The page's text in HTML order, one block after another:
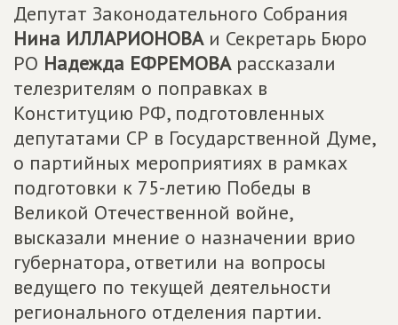
Депутат Законодательного Собрания
Нина ИЛЛАРИОНОВА и Секретарь Бюро
РО Надежда ЕФРЕМОВА рассказали
телезрителям о поправках в
Конституцию РФ, подготовленных
депутатами СР в Государственной Думе,
о партийных мероприятиях в рамках
подготовки к 75-летию Победы в
Великой Отечественной войне,
высказали мнение о назначении врио
губернатора, ответили на вопросы
ведущего по текущей деятельности
регионального отделения партии.